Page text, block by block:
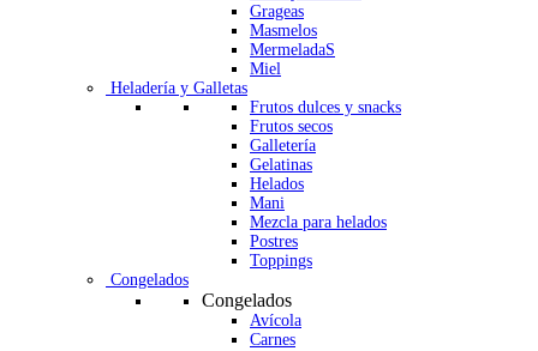
Grageas
Masmelos
MermeladaS
Miel
Heladería y Galletas
Frutos dulces y snacks
Frutos secos
Galletería
Gelatinas
Helados
Mani
Mezcla para helados
Postres
Toppings
Congelados
Congelados
Avícola
Carnes